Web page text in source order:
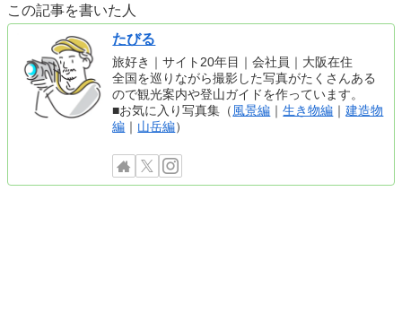
この記事を書いた人
たびる
旅好き｜サイト20年目｜会社員｜大阪在住
全国を巡りながら撮影した写真がたくさんある
ので観光案内や登山ガイドを作っています。
■お気に入り写真集（ 風景編 ｜生き物編 ｜建造物
編 ｜ 山岳編）